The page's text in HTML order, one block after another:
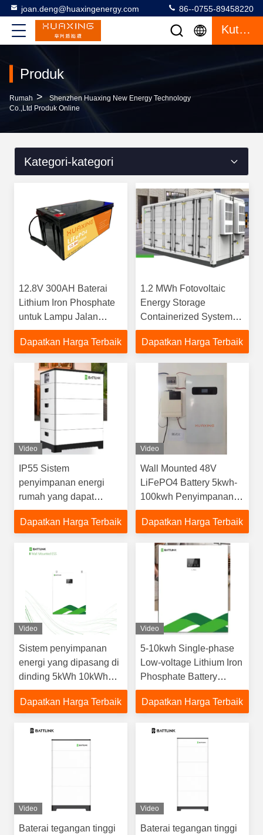
joan.deng@huaxingenergy.com 86--0755-89458220
Kutipan
Produk
Rumah >
Shenzhen Huaxing New Energy Technology
Co.,Ltd Produk Online
Kategori-kategori
12.8V 300AH Baterai
Lithium Iron Phosphate
untuk Lampu Jalan
Surya dengan 4000
siklus
Dapatkan Harga Terbaik
1.2 MWh Fotovoltaic
Energy Storage
Containerized System
6000 Siklus Kehidupan
Dapatkan Harga Terbaik
Video
IP55 Sistem
penyimpanan energi
rumah yang dapat
ditumpuk secara bebas
dengan antarmuka
Canbus/RS485
Dapatkan Harga Terbaik
Video
Wall Mounted 48V
LiFePO4 Battery 5kwh-
100kwh Penyimpanan
Energi Rumah
Dapatkan Harga Terbaik
Video
Sistem penyimpanan
energi yang dipasang di
dinding 5kWh 10kWh
Sistem penyimpanan
daya baterai Baterai
rumah
Dapatkan Harga Terbaik
Video
5-10kwh Single-phase
Low-voltage Lithium Iron
Phosphate Battery
Rumah Solar Energy
Storage System
Dapatkan Harga Terbaik
Video
Baterai tegangan tinggi
Video
Baterai tegangan tinggi